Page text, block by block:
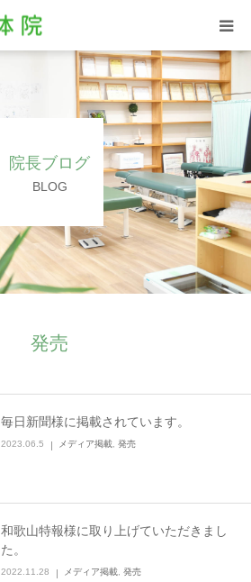
院長ブログ
BLOG
発売
毎日新聞様に掲載されています。
2023.06.5 メディア掲載 発売
和歌山特報様に取り上げていただきまし
た。
2022.11.28 メディア掲載 発売